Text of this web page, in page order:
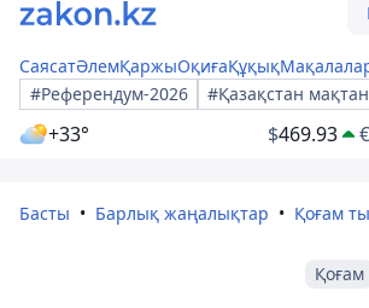
СаясатӘлемҚаржыОқиғаҚұқық
#Референдум-2026
#Қазақстан
+33° $469.93 €
Басты Барлық жаңалықтар Қоғам
Қоғам